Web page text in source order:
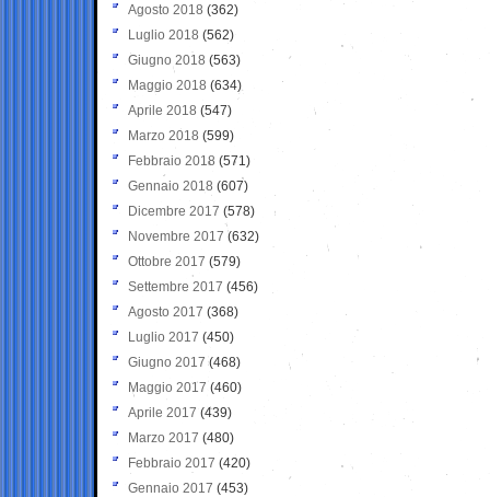
Agosto 2018 (362)
Luglio 2018 (562)
Giugno 2018 (563)
Maggio 2018 (634)
Aprile 2018 (547)
Marzo 2018 (599)
Febbraio 2018 (571)
Gennaio 2018 (607)
Dicembre 2017 (578)
Novembre 2017 (632)
Ottobre 2017 (579)
Settembre 2017 (456)
Agosto 2017 (368)
Luglio 2017 (450)
Giugno 2017 (468)
Maggio 2017 (460)
Aprile 2017 (439)
Marzo 2017 (480)
Febbraio 2017 (420)
Gennaio 2017 (453)